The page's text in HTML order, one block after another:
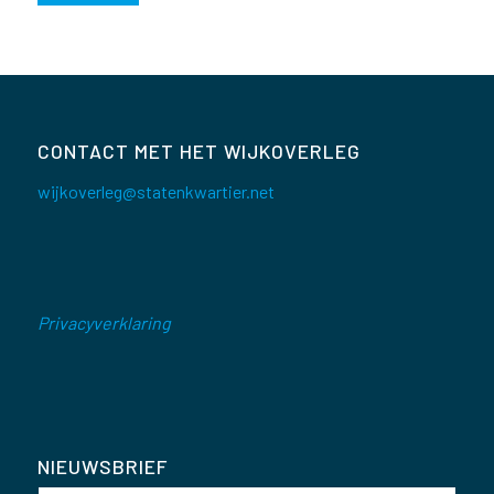
CONTACT MET HET WIJKOVERLEG
wijkoverleg@statenkwartier.net
Privacyverklaring
NIEUWSBRIEF